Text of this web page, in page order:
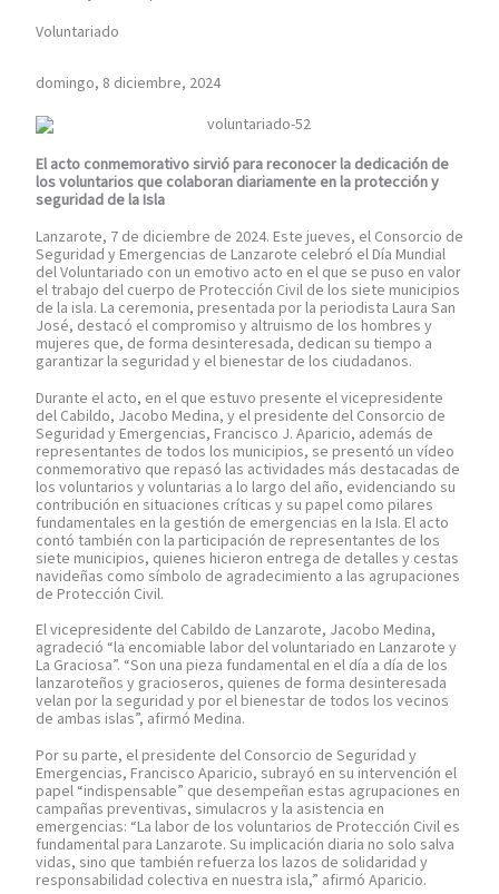
Voluntariado
domingo, 8 diciembre, 2024
El acto conmemorativo sirvió para reconocer la dedicación de
los voluntarios que colaboran diariamente en la protección y
seguridad de la Isla
Lanzarote, 7 de diciembre de 2024. Este jueves, el Consorcio de
Seguridad y Emergencias de Lanzarote celebró el Día Mundial
del Voluntariado con un emotivo acto en el que se puso en valor
el trabajo del cuerpo de Protección Civil de los siete municipios
de la isla. La ceremonia, presentada por la periodista Laura San
José, destacó el compromiso y altruismo de los hombres y
mujeres que, de forma desinteresada, dedican su tiempo a
garantizar la seguridad y el bienestar de los ciudadanos.
Durante el acto, en el que estuvo presente el vicepresidente
del Cabildo, Jacobo Medina, y el presidente del Consorcio de
Seguridad y Emergencias, Francisco J. Aparicio, además de
representantes de todos los municipios, se presentó un vídeo
conmemorativo que repasó las actividades más destacadas de
los voluntarios y voluntarias a lo largo del año, evidenciando su
contribución en situaciones críticas y su papel como pilares
fundamentales en la gestión de emergencias en la Isla. El acto
contó también con la participación de representantes de los
siete municipios, quienes hicieron entrega de detalles y cestas
navideñas como símbolo de agradecimiento a las agrupaciones
de Protección Civil.
El vicepresidente del Cabildo de Lanzarote, Jacobo Medina,
agradeció “la encomiable labor del voluntariado en Lanzarote y
La Graciosa”. “Son una pieza fundamental en el día a día de los
lanzaroteños y gracioseros, quienes de forma desinteresada
velan por la seguridad y por el bienestar de todos los vecinos
de ambas islas”, afirmó Medina.
Por su parte, el presidente del Consorcio de Seguridad y
Emergencias, Francisco Aparicio, subrayó en su intervención el
papel “indispensable” que desempeñan estas agrupaciones en
campañas preventivas, simulacros y la asistencia en
emergencias: “La labor de los voluntarios de Protección Civil es
fundamental para Lanzarote. Su implicación diaria no solo salva
vidas, sino que también refuerza los lazos de solidaridad y
responsabilidad colectiva en nuestra isla,” afirmó Aparicio.